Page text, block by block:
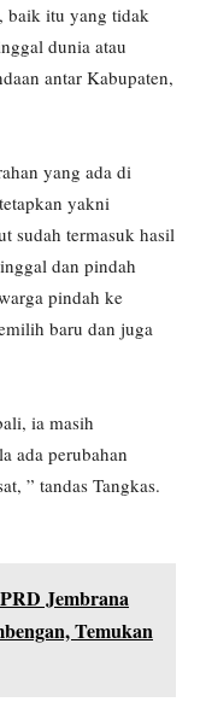
baik itu yang tidak
dunia atau
antar Kabupaten,
yang ada di
yakni
sudah termasuk hasil
dan pindah
pindah ke
baru dan juga
ia masih
ada perubahan
” tandas Tangkas.
Jembrana
Temukan